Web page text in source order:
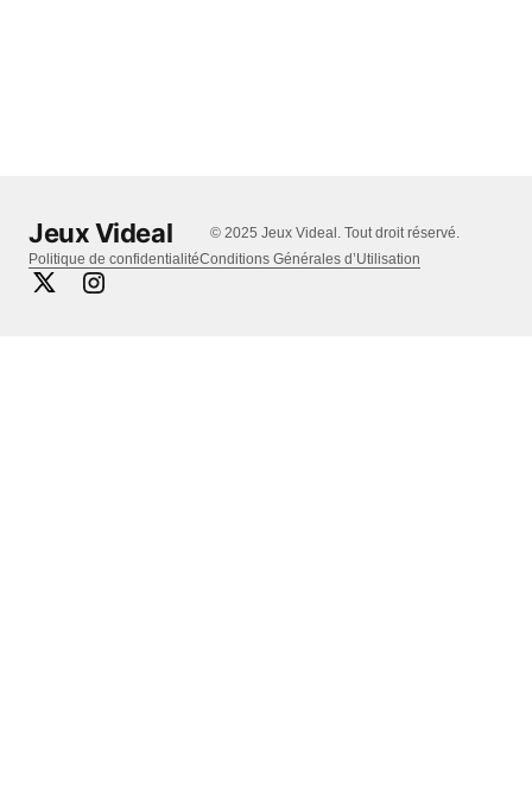
Jeux Videal
© 2025 Jeux Videal. Tout droit réservé.
Politique de confidentialitéConditions Générales d’Utilisation